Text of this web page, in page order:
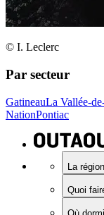
© I. Leclerc
Par secteur
GatineauLa Vallée-
NationPontiac
La région
Quoi